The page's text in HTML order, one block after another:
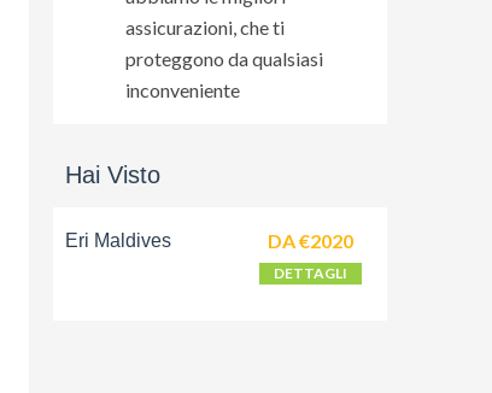
assicurazioni, che ti
proteggono da qualsiasi
inconveniente
Hai Visto
Eri Maldives DA €2020
DETTAGLI